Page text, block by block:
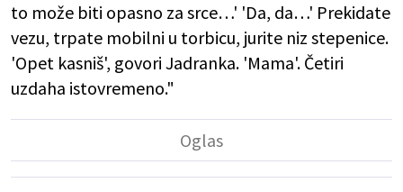
to može biti opasno za srce…' 'Da, da…' Prekidate
vezu, trpate mobilni u torbicu, jurite niz stepenice.
'Opet kasniš', govori Jadranka. 'Mama'. Četiri
uzdaha istovremeno."